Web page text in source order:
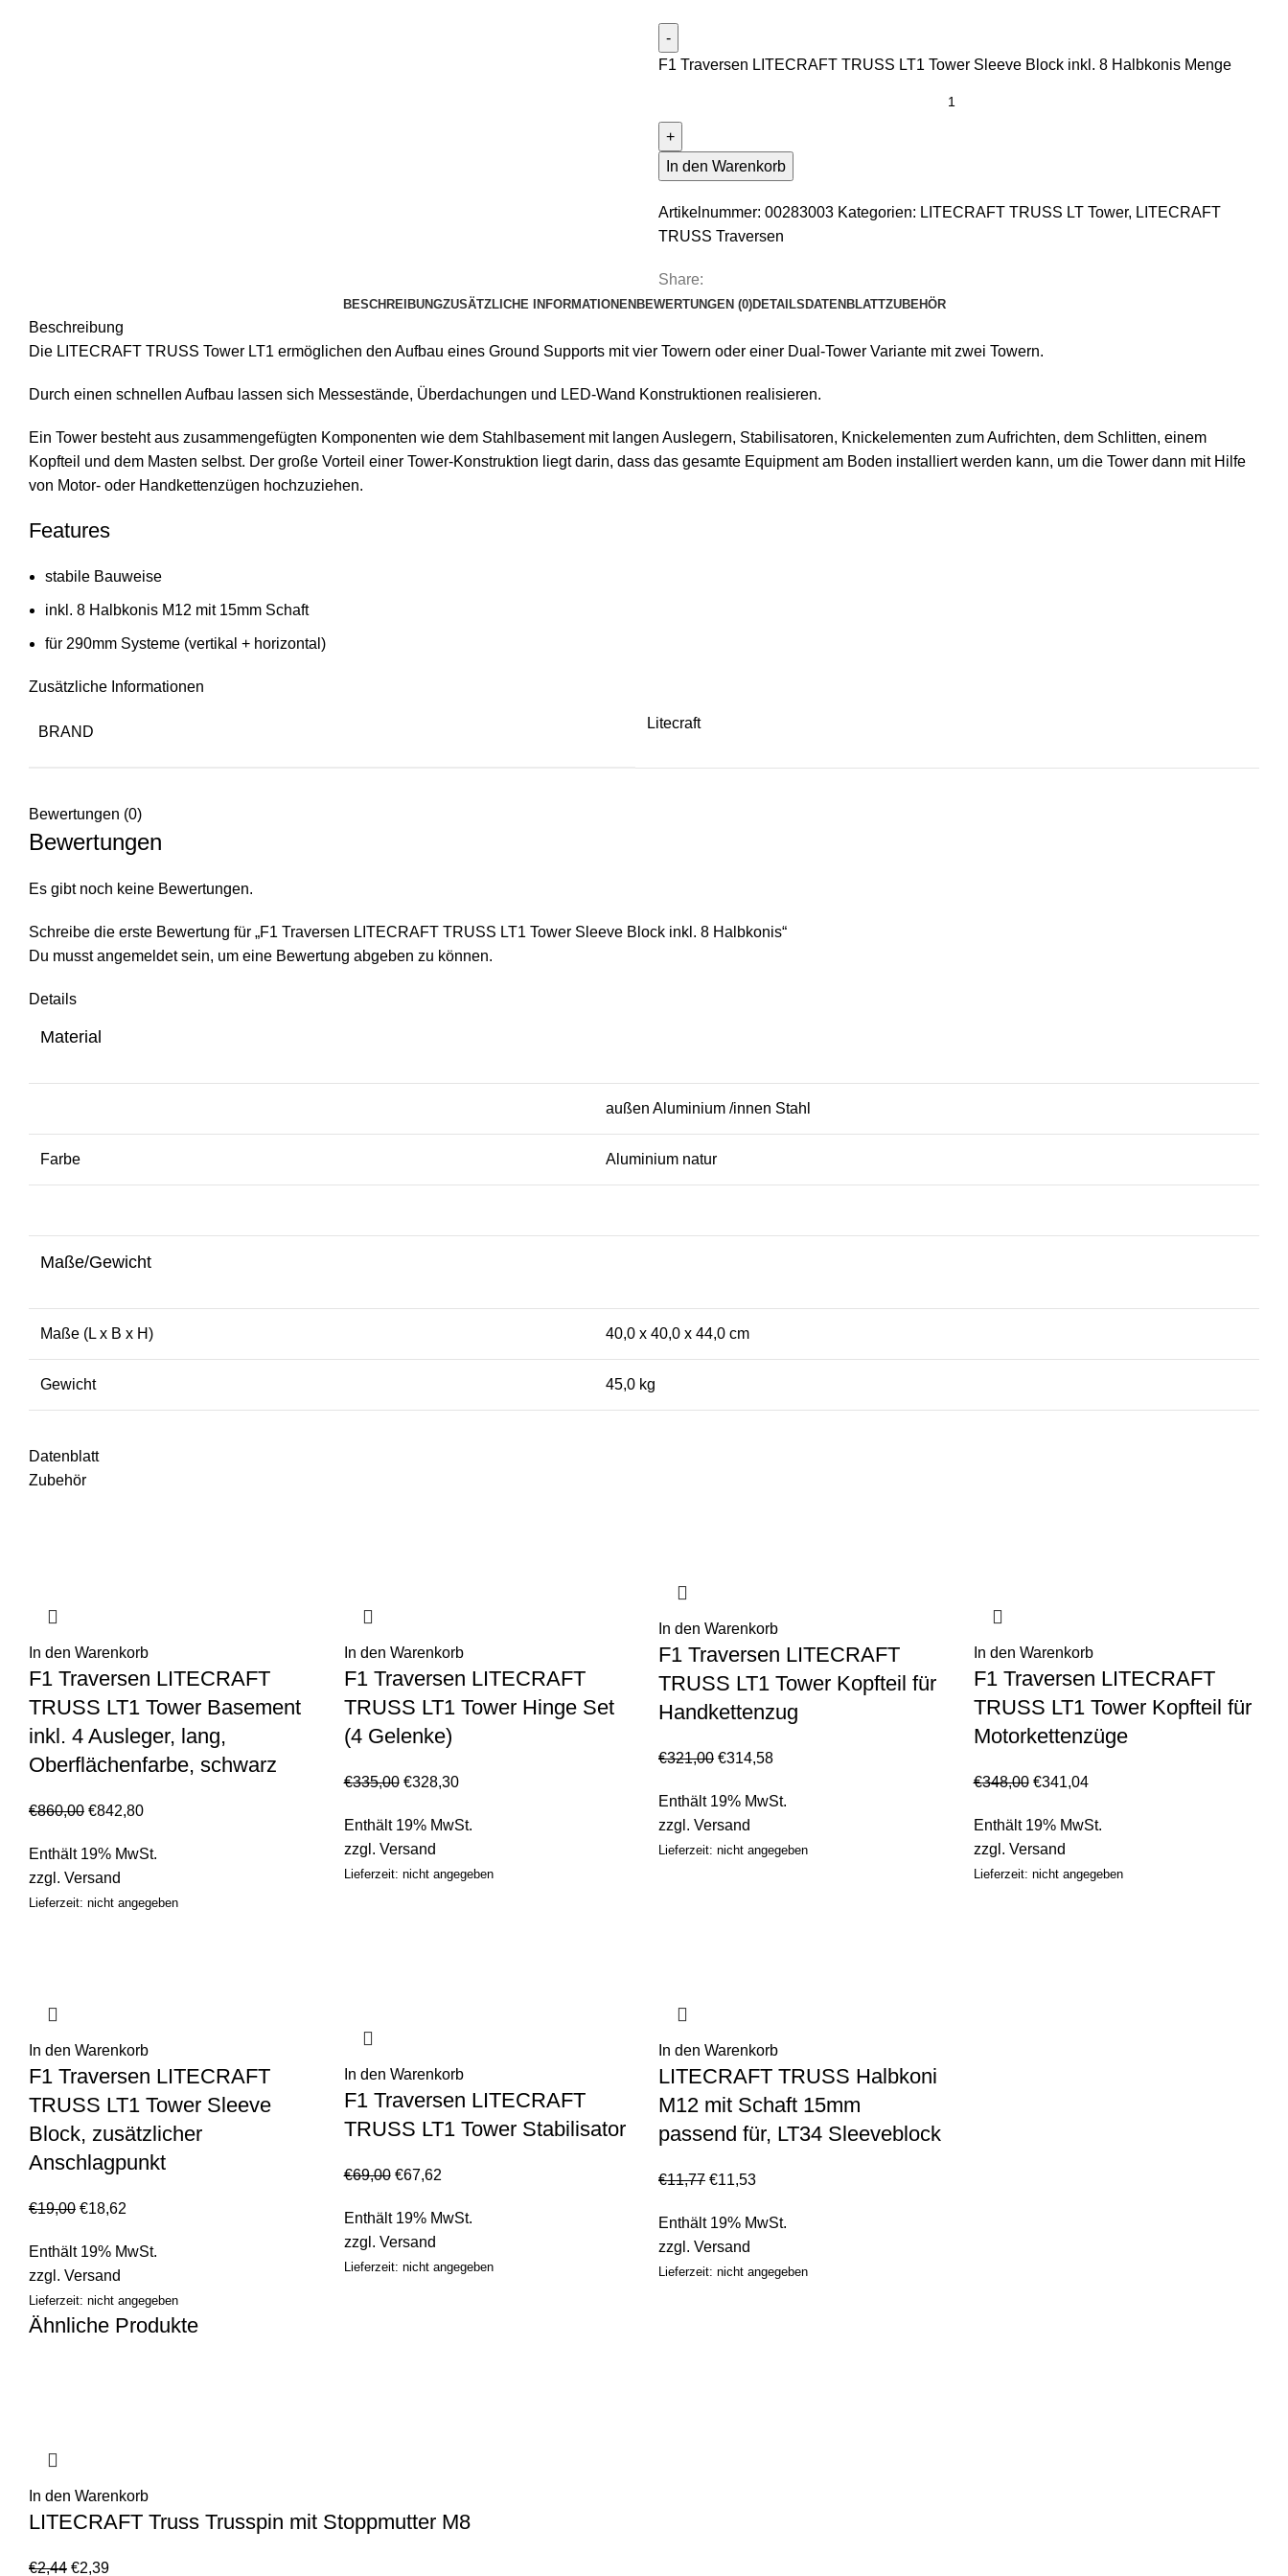
F1 Traversen LITECRAFT TRUSS LT1 Tower Sleeve Block inkl. 8 Halbkonis Menge
In den Warenkorb
Artikelnummer: 00283003 Kategorien: LITECRAFT TRUSS LT Tower, LITECRAFT
TRUSS Traversen
Share:
BESCHREIBUNGZUSÄTZLICHE INFORMATIONEN BEWERTUNGEN (0)DETAILS DATENBLATTZUBEHÖR
Beschreibung
Die LITECRAFT TRUSS Tower LT1 ermöglichen den Aufbau eines Ground Supports mit vier Towern oder einer Dual-Tower Variante mit zwei Towern.
Durch einen schnellen Aufbau lassen sich Messestände, Überdachungen und LED-Wand Konstruktionen realisieren.
Ein Tower besteht aus zusammengefügten Komponenten wie dem Stahlbasement mit langen Auslegern, Stabilisatoren, Knickelementen zum Aufrichten, dem Schlitten, einem
Kopfteil und dem Masten selbst. Der große Vorteil einer Tower-Konstruktion liegt darin, dass das gesamte Equipment am Boden installiert werden kann, um die Tower dann mit Hilfe
von Motor- oder Handkettenzügen hochzuziehen.
Features
stabile Bauweise
inkl. 8 Halbkonis M12 mit 15mm Schaft
für 290mm Systeme (vertikal + horizontal)
Zusätzliche Informationen
BRAND
Litecraft
Bewertungen (0)
Bewertungen
Es gibt noch keine Bewertungen.
Schreibe die erste Bewertung für „F1 Traversen LITECRAFT TRUSS LT1 Tower Sleeve Block inkl. 8 Halbkonis“
Du musstangemeldetsein, um eine Bewertung abgeben zu können.
Details
Material
außen Aluminium /innen Stahl
Farbe Aluminium natur
Maße/Gewicht
Maße (L x B x H) 40,0 x 40,0 x 44,0 cm
Gewicht 45,0 kg
Datenblatt
Zubehör
In den Warenkorb
F1 Traversen LITECRAFT
TRUSS LT1 Tower Basement
inkl. 4 Ausleger, lang,
Oberflächenfarbe, schwarz
€860,00 €842,80
Enthält 19% MwSt.
zzgl. Versand
Lieferzeit: nicht angegeben
In den Warenkorb
F1 Traversen LITECRAFT
TRUSS LT1 Tower Hinge Set
(4 Gelenke)
€335,00 €328,30
Enthält 19% MwSt.
zzgl. Versand
Lieferzeit: nicht angegeben
In den Warenkorb
F1 Traversen LITECRAFT
TRUSS LT1 Tower Kopfteil für
Handkettenzug
€321,00 €314,58
Enthält 19% MwSt.
zzgl. Versand
Lieferzeit: nicht angegeben
In den Warenkorb
F1 Traversen LITECRAFT
TRUSS LT1 Tower Kopfteil für
Motorkettenzüge
€348,00 €341,04
Enthält 19% MwSt.
zzgl. Versand
Lieferzeit: nicht angegeben
In den Warenkorb
F1 Traversen LITECRAFT
TRUSS LT1 Tower Sleeve
Block, zusätzlicher
Anschlagpunkt
€19,00 €18,62
Enthält 19% MwSt.
zzgl. Versand
Lieferzeit: nicht angegeben
In den Warenkorb
F1 Traversen LITECRAFT
TRUSS LT1 Tower Stabilisator
€69,00 €67,62
Enthält 19% MwSt.
zzgl. Versand
Lieferzeit: nicht angegeben
In den Warenkorb
LITECRAFT TRUSS Halbkoni
M12 mit Schaft 15mm
passend für, LT34 Sleeveblock
€11,77 €11,53
Enthält 19% MwSt.
zzgl. Versand
Lieferzeit: nicht angegeben
Ähnliche Produkte
In den Warenkorb
LITECRAFT Truss Trusspin mit Stoppmutter M8
€2,44 €2,39